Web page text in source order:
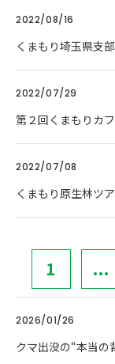
2022/08/16
くまもり埼玉県支
2022/07/29
第２回くまもりカ
2022/07/08
くまもり原生林ツ
1 ...
2026/01/26
クマ出没の“本当の